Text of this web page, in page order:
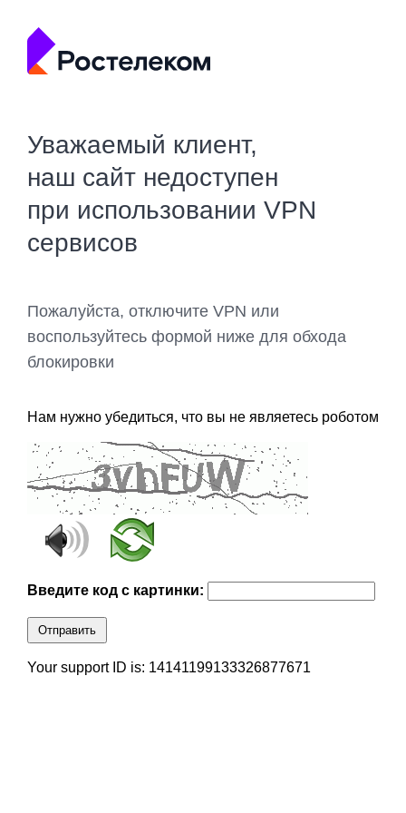
Уважаемый клиент,
наш сайт недоступен
при использовании VPN
сервисов
Пожалуйста, отключите VPN или
воспользуйтесь формой ниже для обхода
блокировки
Нам нужно убедиться, что вы не являетесь роботом
Введите код с картинки:
Отправить
Your support ID is: 14141199133326877671